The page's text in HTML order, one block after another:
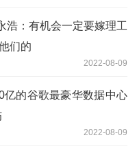
浩：有机会一定要嫁理工
们的
2022-08-09
亿的谷歌最豪华数据中心
2022-08-09